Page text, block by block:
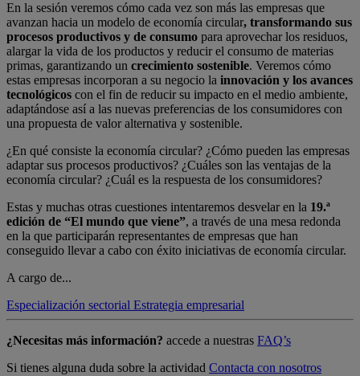
En la sesión veremos cómo cada vez son más las empresas que
avanzan hacia un modelo de economía circular, transformando sus
procesos productivos y de consumo para aprovechar los residuos,
alargar la vida de los productos y reducir el consumo de materias
primas, garantizando un crecimiento sostenible. Veremos cómo
estas empresas incorporan a su negocio la innovación y los avances
tecnológicos con el fin de reducir su impacto en el medio ambiente,
adaptándose así a las nuevas preferencias de los consumidores con
una propuesta de valor alternativa y sostenible.
¿En qué consiste la economía circular? ¿Cómo pueden las empresas
adaptar sus procesos productivos? ¿Cuáles son las ventajas de la
economía circular? ¿Cuál es la respuesta de los consumidores?
Estas y muchas otras cuestiones intentaremos desvelar en la 19.ª
edición de “El mundo que viene”, a través de una mesa redonda
en la que participarán representantes de empresas que han
conseguido llevar a cabo con éxito iniciativas de economía circular.
A cargo de...
Especialización sectorial Estrategia empresarial
¿Necesitas más información? accede a nuestras FAQ’s
Si tienes alguna duda sobre la actividad Contacta con nosotros